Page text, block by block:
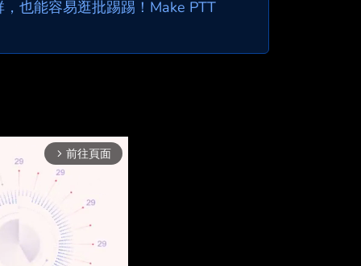
也能容易逛批踢踢！Make PTT
arrow_forward_ios 前往頁面